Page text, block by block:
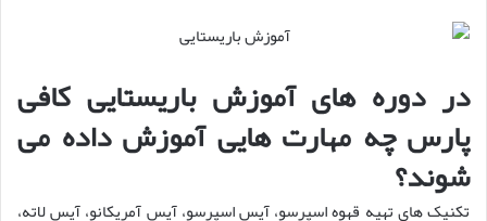
در دوره های آموزش باریستایی کافی
پارس چه مهارت هایی آموزش داده می
شوند؟
تکنیک ‌های تهیه قهوه اسپرسو، آیس اسپرسو، آیس آمریکانو، آیس لاته،